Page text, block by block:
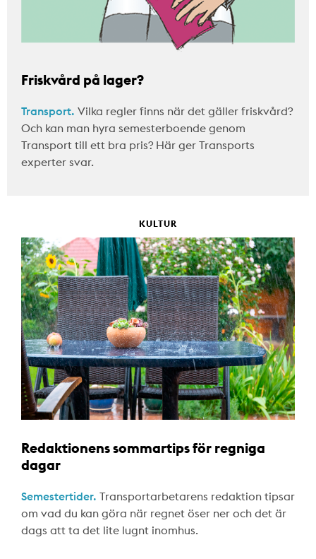
Friskvård på lager?
Transport. Vilka regler finns när det gäller friskvård?
Och kan man hyra semesterboende genom
Transport till ett bra pris? Här ger Transports
experter svar.
KULTUR
Redaktionens sommartips för regniga
dagar
Semestertider. Transportarbetarens redaktion tipsar
om vad du kan göra när regnet öser ner och det är
dags att ta det lite lugnt inomhus.